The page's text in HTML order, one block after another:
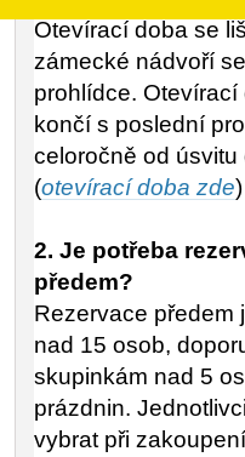
Otevírací doba se
zámecké nádvoří
prohlídce.
končí s poslední
celoročně od úsvitu
(otevírací doba zde)
2. Je potřeba
předem?
Rezervace předem
nad 15 osob,
skupinkám nad 5
prázdnin.
vybrat při